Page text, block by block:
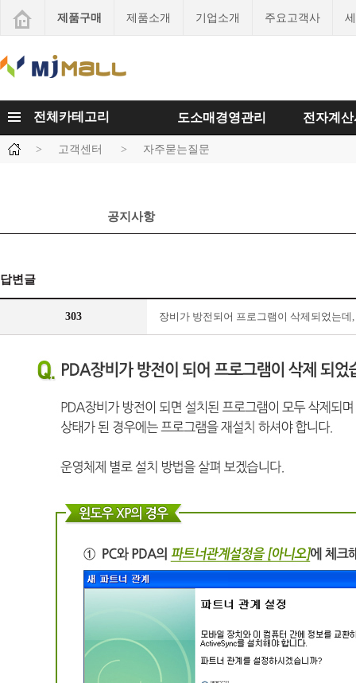
제품구매 제품소개 기업소개 주요고객사
전체카테고리 도소매경영관리 전자계
> 고객센터 > 자주묻는질문
공지사항
답변글
303 장비가 방전되어 프로그램이 삭제되었는데